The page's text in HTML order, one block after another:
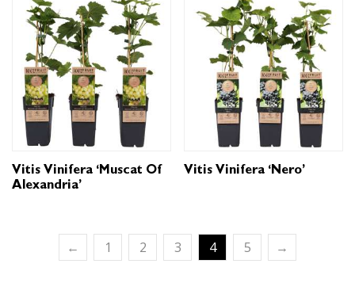
Vitis Vinifera ‘Muscat Of
Alexandria’
Vitis Vinifera ‘Nero’
← 1 2 3 4 5 →